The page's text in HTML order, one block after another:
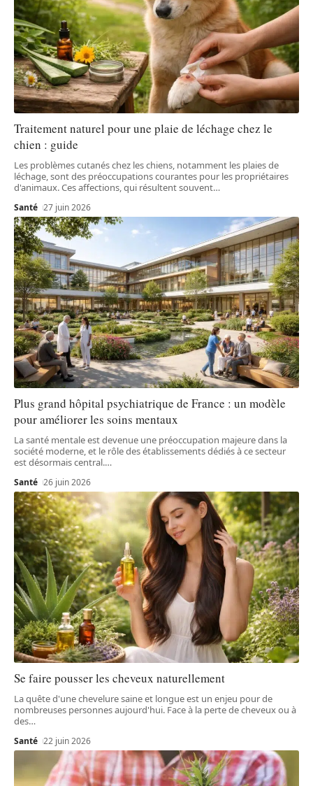
Traitement naturel pour une plaie de léchage chez le
chien : guide
Les problèmes cutanés chez les chiens, notamment les plaies de
léchage, sont des préoccupations courantes pour les propriétaires
d'animaux. Ces affections, qui résultent souvent…
Santé 27 juin 2026
Plus grand hôpital psychiatrique de France : un modèle
pour améliorer les soins mentaux
La santé mentale est devenue une préoccupation majeure dans la
société moderne, et le rôle des établissements dédiés à ce secteur
est désormais central.…
Santé 26 juin 2026
Se faire pousser les cheveux naturellement
La quête d'une chevelure saine et longue est un enjeu pour de
nombreuses personnes aujourd'hui. Face à la perte de cheveux ou à
des…
Santé 22 juin 2026